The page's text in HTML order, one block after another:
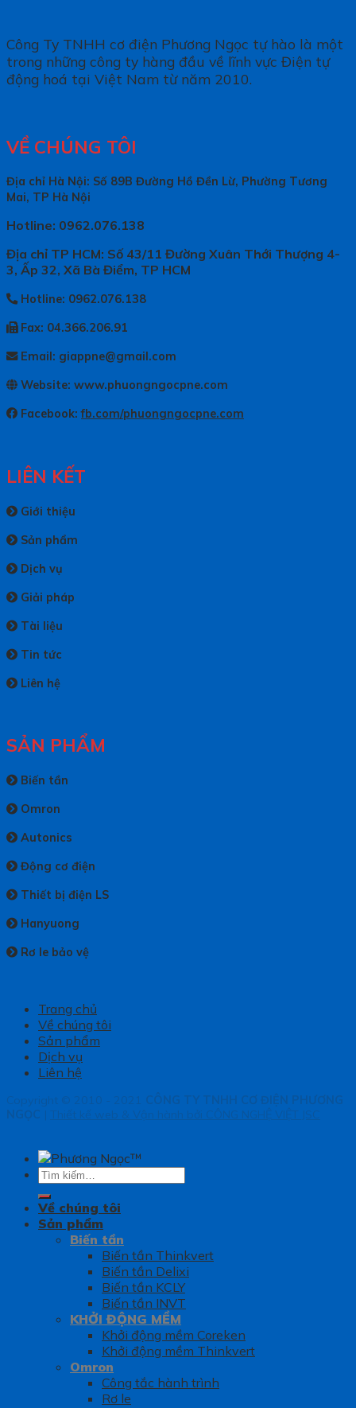
Công Ty TNHH cơ điện Phương Ngọc tự hào là một
trong những công ty hàng đầu về lĩnh vực Điện tự
động hoá tại Việt Nam từ năm 2010.
VỀ CHÚNG TÔI
Địa chỉ Hà Nội: Số 89B Đường Hồ Đền Lừ, Phường Tương
Mai, TP Hà Nội
Hotline: 0962.076.138
Địa chỉ TP HCM: Số 43/11 Đường Xuân Thới Thượng 4-
3, Ấp 32, Xã Bà Điểm, TP HCM
Hotline: 0962.076.138
Fax: 04.366.206.91
Email: giappne@gmail.com
Website: www.phuongngocpne.com
Facebook:fb.com/phuongngocpne.com
LIÊN KẾT
Giới thiệu
Sản phẩm
Dịch vụ
Giải pháp
Tài liệu
Tin tức
Liên hệ
SẢN PHẨM
Biến tần
Omron
Autonics
Động cơ điện
Thiết bị điện LS
Hanyuong
Rơ le bảo vệ
Trang chủ
Về chúng tôi
Sản phẩm
Dịch vụ
Liên hệ
Copyright © 2010 - 2021 CÔNG TY TNHH CƠ ĐIỆN PHƯƠNG
NGỌC | Thiết kế web & Vận hành bởi CÔNG NGHỆ VIỆT JSC
Tìm
kiếm:
Về chúng tôi
Sản phẩm
Biến tần
Biến tần Thinkvert
Biến tần Delixi
Biến tần KCLY
Biến tần INVT
KHỞI ĐỘNG MỀM
Khởi động mềm Coreken
Khởi động mềm Thinkvert
Omron
Công tắc hành trình
Rơ le